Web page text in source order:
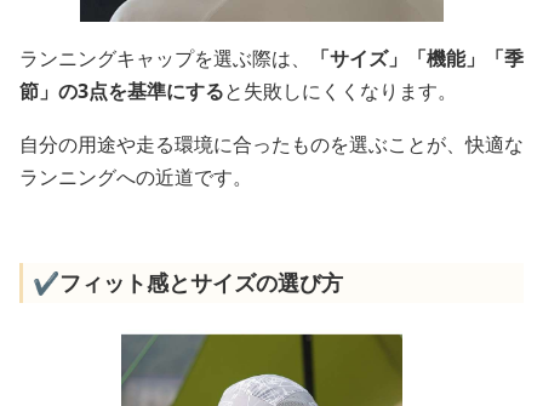
ランニングキャップを選ぶ際は、
「サイズ」「機能」「季
節」の3点を基準にすると失敗しにくくなります。
自分の用途や走る環境に合ったものを選ぶことが、快適な
ランニングへの近道です。
✔️フィット感とサイズの選び方